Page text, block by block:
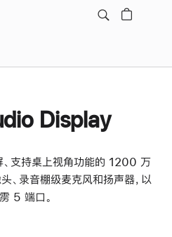
Display
支持桌上视角功能的 1200 万
录音棚级麦克风和扬声器，以
5 端口。